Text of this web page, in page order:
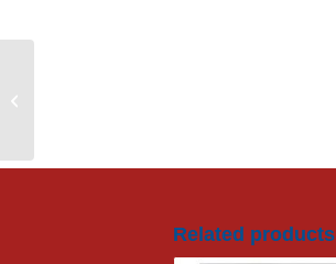
Related products